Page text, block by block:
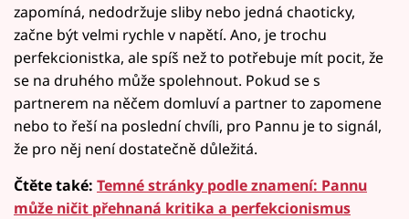
zapomíná, nedodržuje sliby nebo jedná chaoticky,
začne být velmi rychle v napětí. Ano, je trochu
perfekcionistka, ale spíš než to potřebuje mít pocit, že
se na druhého může spolehnout. Pokud se s
partnerem na něčem domluví a partner to zapomene
nebo to řeší na poslední chvíli, pro Pannu je to signál,
že pro něj není dostatečně důležitá.
Čtěte také: Temné stránky podle znamení: Pannu
může ničit přehnaná kritika a perfekcionismus